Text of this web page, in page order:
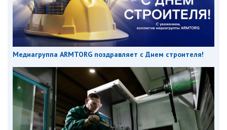
Медиагруппа ARMTORG поздравляет с Днем строителя!